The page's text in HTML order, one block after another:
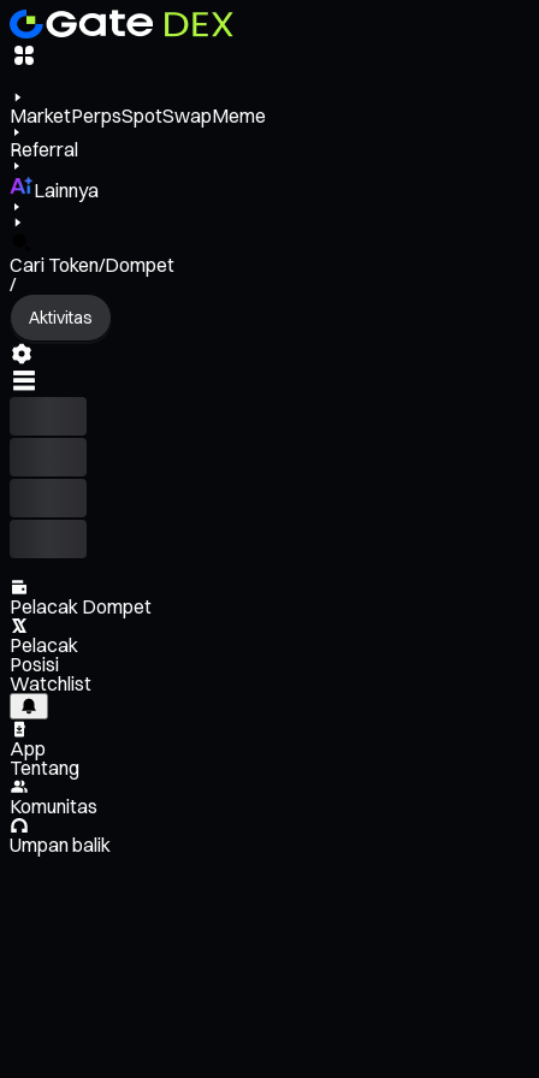
MarketPerpsSpotSwapMeme
Referral
Lainnya
Cari Token/Dompet
/
Aktivitas
Pelacak Dompet
Pelacak
Posisi
Watchlist
App
Tentang
Komunitas
Umpan balik